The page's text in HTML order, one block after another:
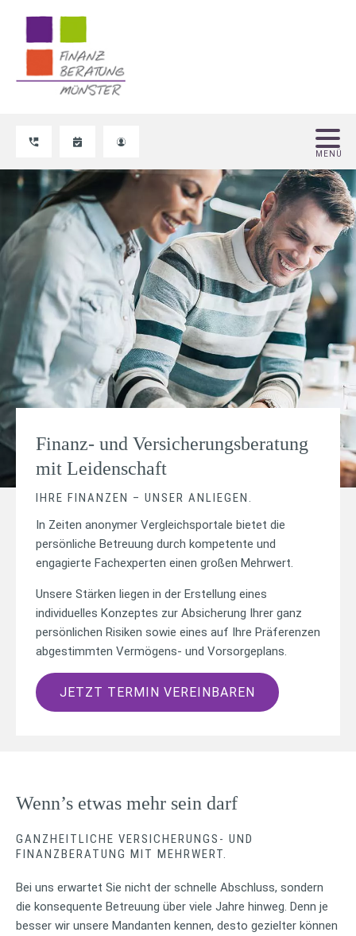
Finanz- und Versicherungs­beratung
mit Leidenschaft
IHRE FINANZEN – UNSER ANLIEGEN.
In Zeiten anonymer Vergleichsportale bietet die
persönliche Betreuung durch kompetente und
engagierte Fachexperten einen großen Mehrwert.
Unsere Stärken liegen in der Erstellung eines
individuelles Konzeptes zur Absicherung Ihrer ganz
persönlichen Risiken sowie eines auf Ihre Präferenzen
abgestimmten Vermögens- und Vorsorgeplans.
JETZT TERMIN VEREINBAREN
Wenn’s etwas mehr sein darf
GANZHEITLICHE VERSICHERUNGS- UND
FINANZBERATUNG MIT MEHRWERT.
Bei uns erwartet Sie nicht der schnelle Abschluss, sondern
die konsequente Betreuung über viele Jahre hinweg. Denn je
besser wir unsere Mandanten kennen, desto gezielter können